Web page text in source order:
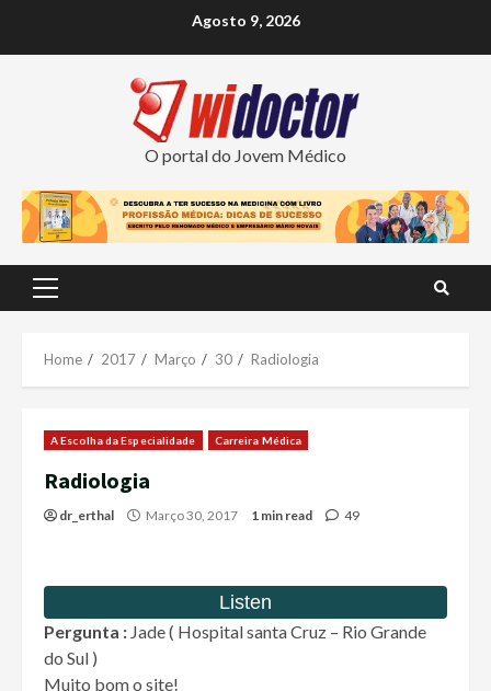
Agosto 9, 2026
O portal do Jovem Médico
Primary
Home 2017 Março 30 Radiologia
A Escolha da Especialidade Carreira Médica
Radiologia
dr_erthal Março 30, 2017 1 min read 49
Pergunta : Jade ( Hospital santa Cruz – Rio Grande
do Sul )
Muito bom o site!